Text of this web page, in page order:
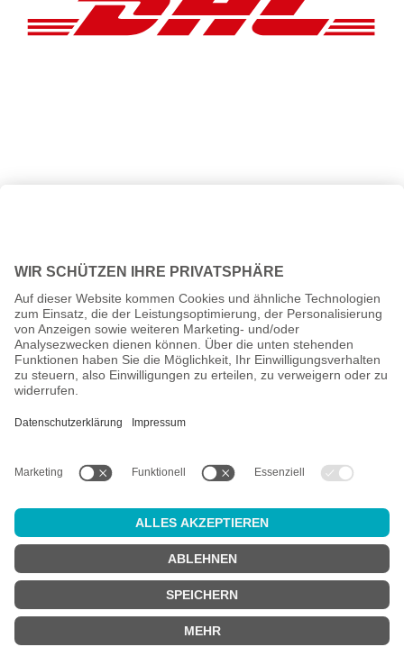
ggf. Nachnahmegebühren, wenn nicht anders angegeben.
Altersprüfung
Achtung:um diesen Onlineshop zu nutzen, müssen Siemindestens
18 Jahre alt
Sind Sie 18 Jahre alt oder älter?